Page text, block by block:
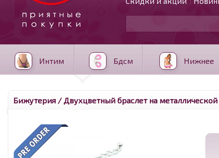
Интим Бдсм Нижнее
Бижутерия / Двухцветный браслет на